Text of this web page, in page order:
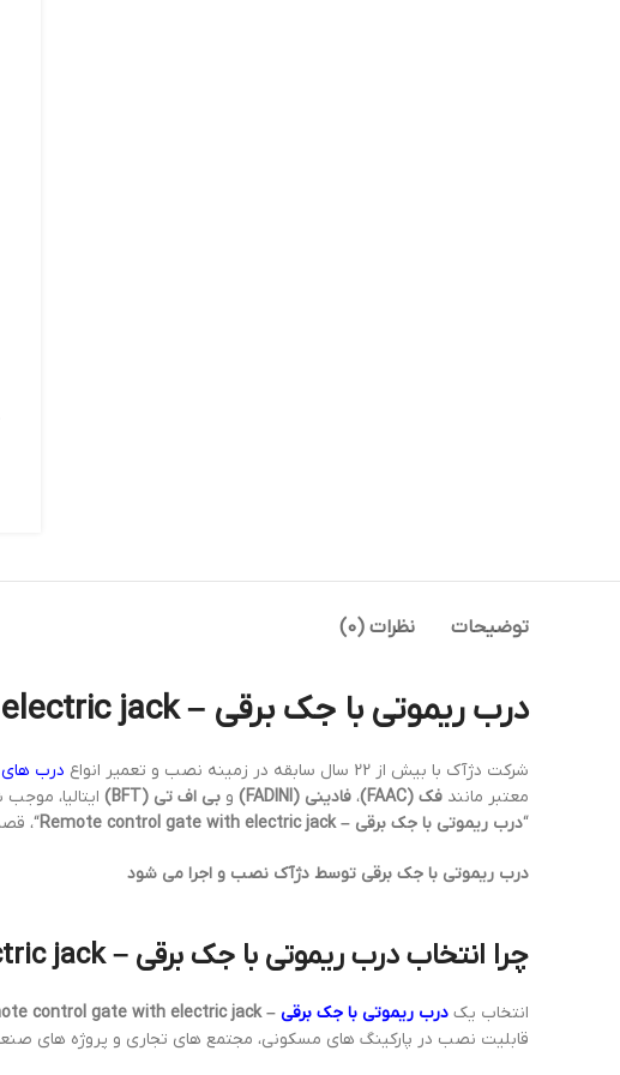
توضیحات نظرات (0)
درب ریموتی با جک برقی – Remote control gate with electric jack
شرکت دژآک با بیش از 22 سال سابقه در زمینه نصب و تعمیر انواع درب های
معتبر مانند فک (FAAC) ، فادینی (FADINI) و بی اف تی (BFT)
ایتالیا،
“درب ریموتی با جک برقی – Remote control gate with electric jack “،
درب ریموتی با جک برقی توسط دژآک نصب و اجرا می شود
چرا انتخاب درب ریموتی با جک برقی – Remote control gate with electric jack اهمیت دارد؟
انتخاب یک درب ریموتی با جک برقی – Remote control gate with electric jack
قابلیت نصب در پارکینگ های مسکونی، مجتمع های تجاری و پروژه های